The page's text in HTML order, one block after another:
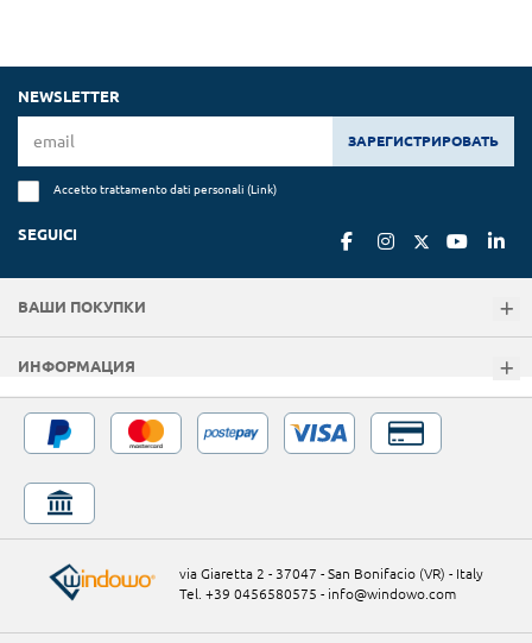
NEWSLETTER
ЗАРЕГИСТРИРОВАТЬ
Accetto trattamento dati personali (Link)
SEGUICI
ВАШИ ПОКУПКИ
ИНФОРМАЦИЯ
via Giaretta 2 - 37047 - San Bonifacio (VR) - Italy
Tel. +39 0456580575 - info@windowo.com